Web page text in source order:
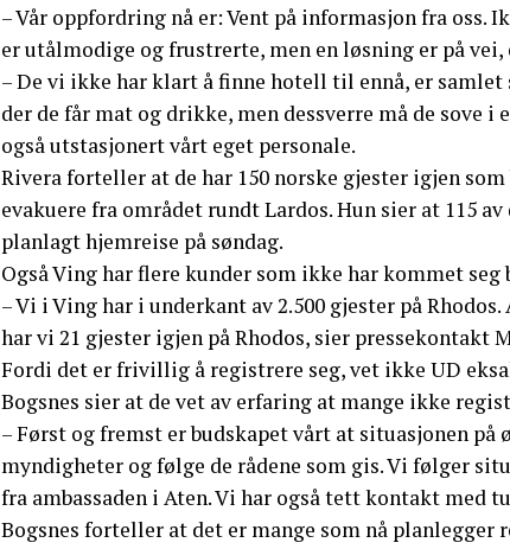
– Vår oppfordring nå er: Vent på informasjon fra
er utålmodige og frustrerte, men en løsning er på
– De vi ikke har klart å finne hotell til ennå, er
der de får mat og drikke, men dessverre må de sove
også utstasjonert vårt eget personale.
Rivera forteller at de har 150 norske gjester igjen
evakuere fra området rundt Lardos. Hun sier at 115
planlagt hjemreise på søndag.
Også Ving har flere kunder som ikke har kommet seg
– Vi i Ving har i underkant av 2.500 gjester på
har vi 21 gjester igjen på Rhodos, sier pressekontakt
Fordi det er frivillig å registrere seg, vet ikke UD
Bogsnes sier at de vet av erfaring at mange ikke
– Først og fremst er budskapet vårt at situasjonen
myndigheter og følge de rådene som gis. Vi følger
fra ambassaden i Aten. Vi har også tett kontakt med
Bogsnes forteller at det er mange som nå